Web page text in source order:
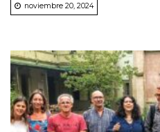
noviembre 20, 2024